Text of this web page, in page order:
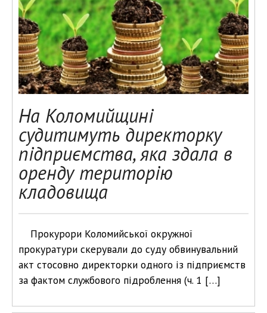
На Коломийщині
судитимуть директорку
підприємства, яка здала в
оренду територію
кладовища
Прокурори Коломийської окружної
прокуратури скерували до суду обвинувальний
акт стосовно директорки одного із підприємств
за фактом службового підроблення (ч. 1 […]